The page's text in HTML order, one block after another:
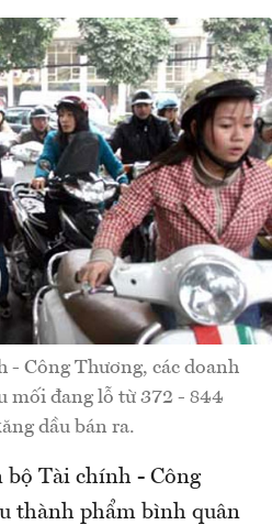
- Công Thương, các doanh
mối đang lỗ từ 372 - 844
dầu bán ra.
bộ Tài chính - Công
thành phẩm bình quân